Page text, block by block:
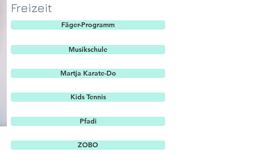
Freizeit
Fäger-Programm
Musikschule
Martja Karate-Do
Kids Tennis
Pfadi
ZOBO